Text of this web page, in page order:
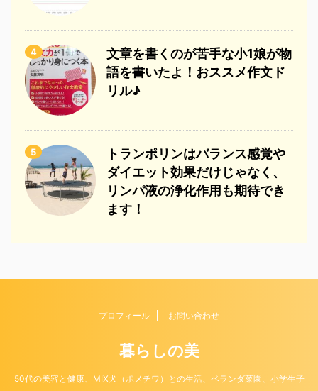
4
文章を書くのが苦手な小1娘が物
語を書いたよ！おススメ作文ド
リル♪
5
トランポリンはバランス感覚や
ダイエット効果だけじゃなく、
リンパ液の浄化作用も期待でき
ます！
プロフィール お問い合わせ
暮らしの美
50代の美容と健康、MIX犬（ポメチワ）との生活、ベランダ菜園、小学生子